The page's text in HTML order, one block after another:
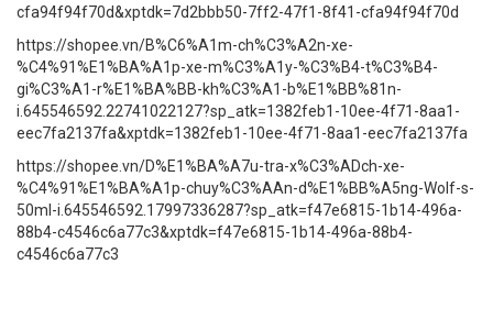
cfa94f94f70d&xptdk=7d2bbb50-7ff2-47f1-8f41-cfa94f94f70d
https://shopee.vn/B%C6%A1m-ch%C3%A2n-xe-
%C4%91%E1%BA%A1p-xe-m%C3%A1y-%C3%B4-t%C3%B4-
gi%C3%A1-r%E1%BA%BB-kh%C3%A1-b%E1%BB%81n-
i.645546592.22741022127?sp_atk=1382feb1-10ee-4f71-8aa1-
eec7fa2137fa&xptdk=1382feb1-10ee-4f71-8aa1-eec7fa2137fa
https://shopee.vn/D%E1%BA%A7u-tra-x%C3%ADch-xe-
%C4%91%E1%BA%A1p-chuy%C3%AAn-d%E1%BB%A5ng-Wolf-s-
50ml-i.645546592.17997336287?sp_atk=f47e6815-1b14-496a-
88b4-c4546c6a77c3&xptdk=f47e6815-1b14-496a-88b4-
c4546c6a77c3